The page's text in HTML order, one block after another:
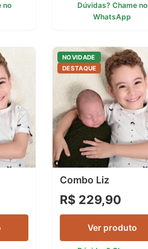
no
Dúvidas? Chame no
WhatsApp
NOVIDADE
DESTAQUE
Combo Liz
R$ 229,90
Ver produto